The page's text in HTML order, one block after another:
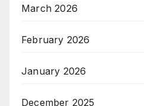
March 2026
February 2026
January 2026
December 2025